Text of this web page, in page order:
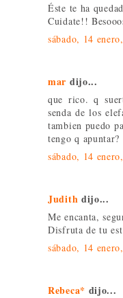
Éste te ha
Cuidate!!
sábado, 14
mar dijo...
que rico. q
senda de los
tambien puedo
tengo q apuntar?
sábado, 14
Judith dijo...
Me encanta,
Disfruta de tu
sábado, 14
Rebeca* dijo...